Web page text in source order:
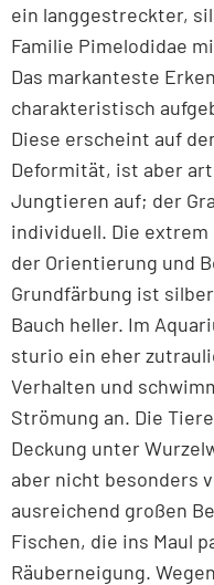
ein langgestreckter,
Familie Pimelodidae
Das markanteste
charakteristisch
Diese erscheint auf
Deformität, ist aber
Jungtieren auf; der
individuell. Die
der Orientierung und
Grundfärbung ist
Bauch heller. Im
sturio ein eher
Verhalten und
Strömung an. Die
Deckung unter
aber nicht besonders
ausreichend großen
Fischen, die ins Maul
Räuberneigung.